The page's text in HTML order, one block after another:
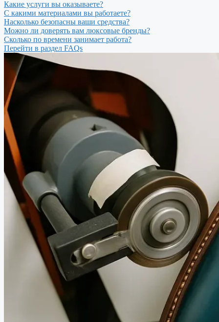
Какие услуги вы оказываете?
С какими материалами вы работаете?
Насколько безопасны ваши средства?
Можно ли доверять вам люксовые бренды?
Сколько по времени занимает работа?
Перейти в раздел FAQs